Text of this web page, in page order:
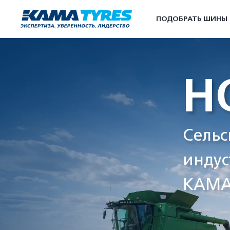
ПОДОБРАТЬ ШИНЫ